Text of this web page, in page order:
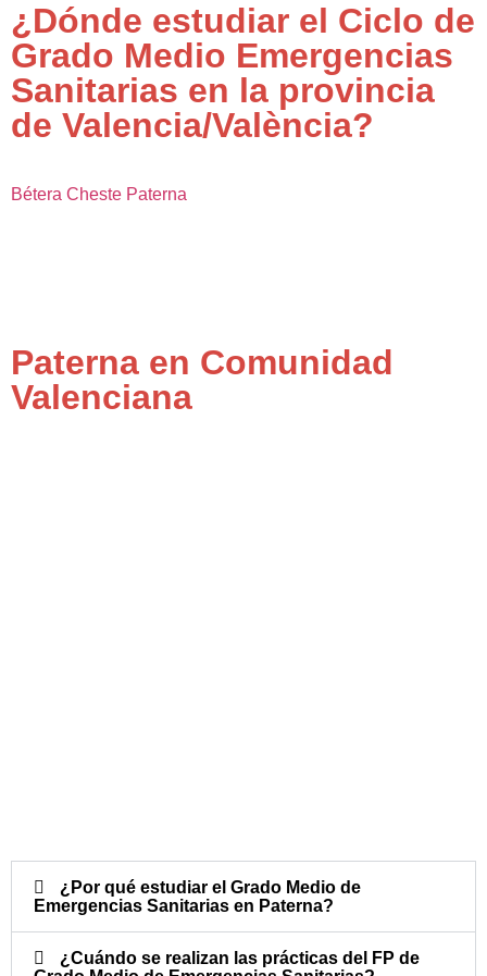
¿Dónde estudiar el Ciclo de
Grado Medio Emergencias
Sanitarias en la provincia
de Valencia/València?
Bétera Cheste Paterna
Paterna en Comunidad
Valenciana
¿Por qué estudiar el Grado Medio de
Emergencias Sanitarias en Paterna?
¿Cuándo se realizan las prácticas del FP de